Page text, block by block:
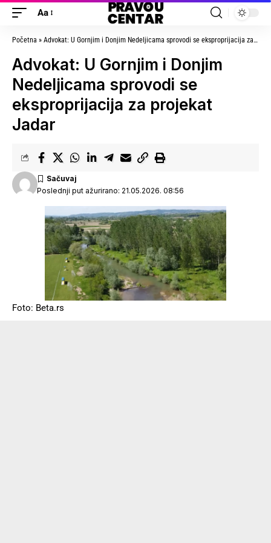
Aa
Početna » Advokat: U Gornjim i Donjim Nedeljicama sprovodi se eksproprijacija za projekat Jadar
Advokat: U Gornjim i Donjim
Nedeljicama sprovodi se
eksproprijacija za projekat
Jadar
Poslednji put ažurirano: 21.05.2026. 08:56
Foto: Beta.rs